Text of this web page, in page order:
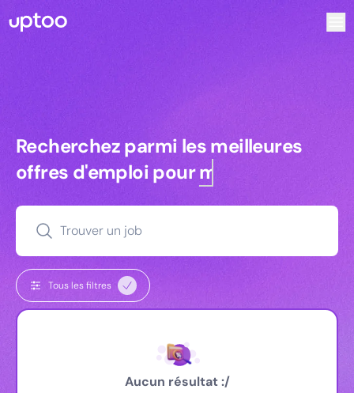
Recherchez parmi les meilleures
Recherchez parmi les meilleures
offres d'emploi pourmanagers
Trouver un job
Tous les filtres
Aucun résultat :/